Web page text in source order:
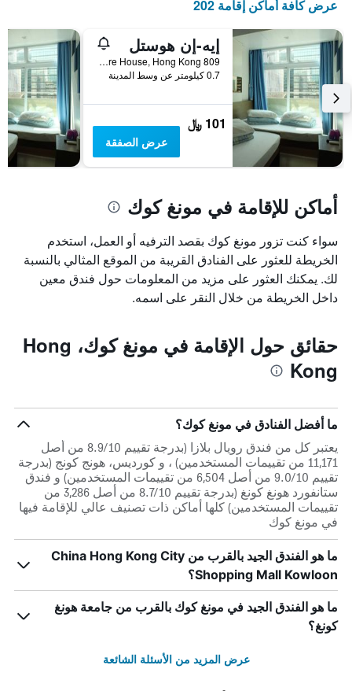
عرض كافة أماكن إقامة 202
إيه-إن هوستل
809 Sincere House, Hong Kong, هونغ كونغ
0.7 كيلومتر عن وسط المدينة
101 ﷼
عرض الصفقة
أماكن للإقامة في مونغ كوك
سواء كنت تزور مونغ كوك بقصد الترفيه أو العمل، استخدم
الخريطة للعثور على الفنادق القريبة من الموقع المثالي بالنسبة
لك. يمكنك العثور على مزيد من المعلومات حول فندق معين
داخل الخريطة من خلال النقر على اسمه.
حقائق حول الإقامة في مونغ كوك، Hong
Kong
ما أفضل الفنادق في مونغ كوك؟
يعتبر كل من فندق رويال بلازا (بدرجة تقييم 8.9/10 من أصل
11,171 من تقييمات المستخدمين) ، و كورديس، هونج كونج (بدرجة
تقييم 9.0/10 من أصل 6,504 من تقييمات المستخدمين) و فندق
ستانفورد هونغ كونغ (بدرجة تقييم 8.7/10 من أصل 3,286 من
تقييمات المستخدمين) كلها أماكن ذات تصنيف عالي للإقامة فيها
في مونغ كوك
ما هو الفندق الجيد بالقرب من China Hong Kong City
Shopping Mall Kowloon؟
ما هو الفندق الجيد في مونغ كوك بالقرب من جامعة هونغ
كونغ؟
عرض المزيد من الأسئلة الشائعة